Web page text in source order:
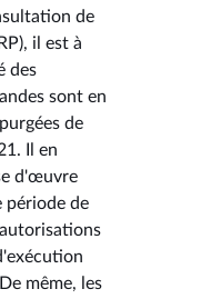
de
il est à
des
sont en
de
Il en
d'œuvre
période de
même, les